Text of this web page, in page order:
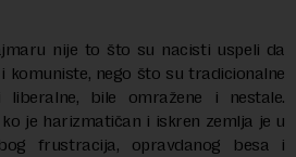
nije to što su nacisti uspeli da
komuniste, nego što su tradicionalne
liberalne, bile omražene i nestale.
je harizmatičan i iskren zemlja je u
frustracija, opravdanog besa i